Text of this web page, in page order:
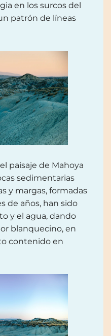
en los surcos del
patrón de líneas
paisaje de Mahoya
sedimentarias
y margas, formadas
de años, han sido
y el agua, dando
blanquecino, en
contenido en